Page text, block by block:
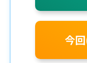
今